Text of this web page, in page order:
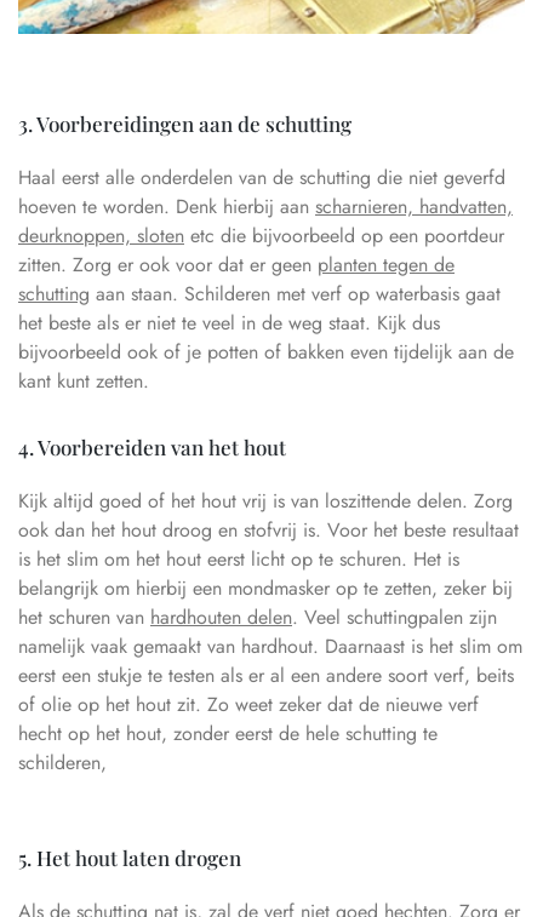
3. Voorbereidingen aan de schutting
Haal eerst alle onderdelen van de schutting die niet geverfd
hoeven te worden. Denk hierbij aan scharnieren, handvatten,
deurknoppen, sloten etc die bijvoorbeeld op een poortdeur
zitten. Zorg er ook voor dat er geen planten tegen de
schutting aan staan. Schilderen met verf op waterbasis gaat
het beste als er niet te veel in de weg staat. Kijk dus
bijvoorbeeld ook of je potten of bakken even tijdelijk aan de
kant kunt zetten.
4. Voorbereiden van het hout
Kijk altijd goed of het hout vrij is van loszittende delen. Zorg
ook dan het hout droog en stofvrij is. Voor het beste resultaat
is het slim om het hout eerst licht op te schuren. Het is
belangrijk om hierbij een mondmasker op te zetten, zeker bij
het schuren van hardhouten delen. Veel schuttingpalen zijn
namelijk vaak gemaakt van hardhout. Daarnaast is het slim om
eerst een stukje te testen als er al een andere soort verf, beits
of olie op het hout zit. Zo weet zeker dat de nieuwe verf
hecht op het hout, zonder eerst de hele schutting te
schilderen,
5. Het hout laten drogen